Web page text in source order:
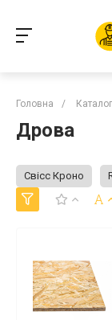
Головна / Каталог
Дрова
Свісс Кроно